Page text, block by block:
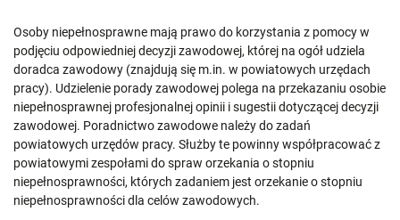
Osoby niepełnosprawne mają prawo do korzystania z pomocy w
podjęciu odpowiedniej decyzji zawodowej, której na ogół udziela
doradca zawodowy (znajdują się m.in. w powiatowych urzędach
pracy). Udzielenie porady zawodowej polega na przekazaniu osobie
niepełnosprawnej profesjonalnej opinii i sugestii dotyczącej decyzji
zawodowej. Poradnictwo zawodowe należy do zadań
powiatowych urzędów pracy. Służby te powinny współpracować z
powiatowymi zespołami do spraw orzekania o stopniu
niepełnosprawności, których zadaniem jest orzekanie o stopniu
niepełnosprawności dla celów zawodowych.